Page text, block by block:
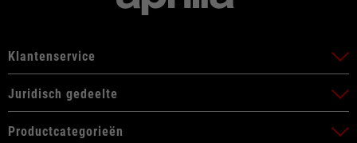
Klantenservice
Juridisch gedeelte
Productcategorieën